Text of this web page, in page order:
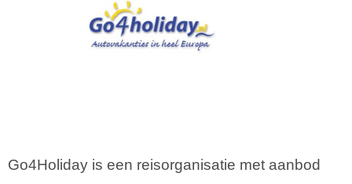
Go4Holiday is een reisorganisatie met aanbod